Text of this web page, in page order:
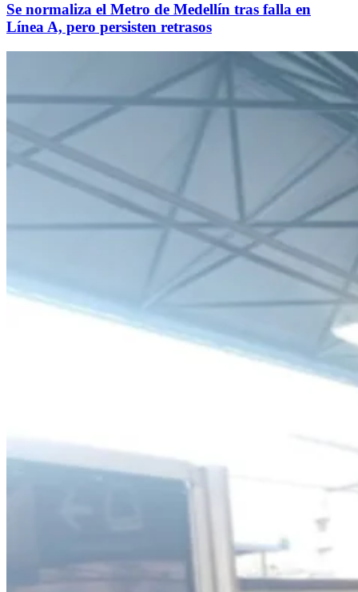
Se normaliza el Metro de Medellín tras falla en
Línea A, pero persisten retrasos